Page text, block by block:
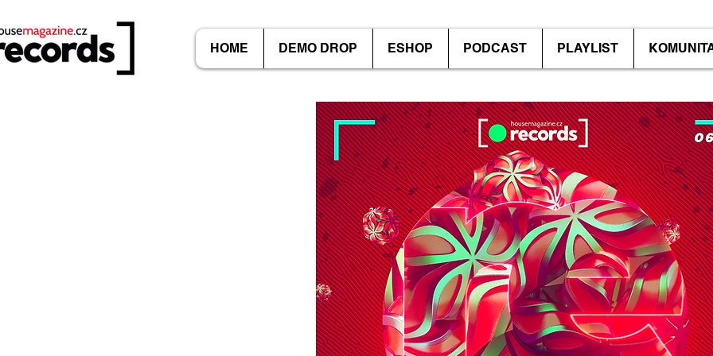
HOME DEMO DROP ESHOP PODCAST PLAYLIST